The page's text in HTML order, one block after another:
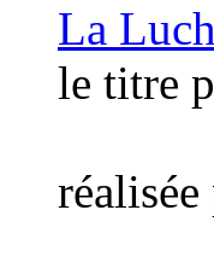
La
le titre
réalisée